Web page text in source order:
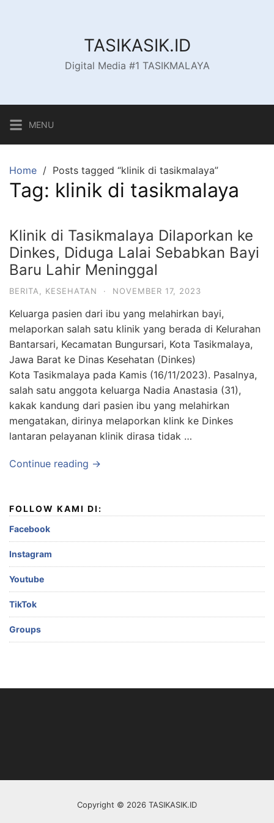
TASIKASIK.ID
Digital Media #1 TASIKMALAYA
MENU
Home Posts tagged “klinik di tasikmalaya”
Tag: klinik di tasikmalaya
Klinik di Tasikmalaya Dilaporkan ke
Dinkes, Diduga Lalai Sebabkan Bayi
Baru Lahir Meninggal
BERITA KESEHATAN · NOVEMBER 17, 2023
Keluarga pasien dari ibu yang melahirkan bayi,
melaporkan salah satu klinik yang berada di Kelurahan
Bantarsari, Kecamatan Bungursari, Kota Tasikmalaya,
Jawa Barat ke Dinas Kesehatan (Dinkes)
Kota Tasikmalaya pada Kamis (16/11/2023). Pasalnya,
salah satu anggota keluarga Nadia Anastasia (31),
kakak kandung dari pasien ibu yang melahirkan
mengatakan, dirinya melaporkan klink ke Dinkes
lantaran pelayanan klinik dirasa tidak …
Continue reading →
FOLLOW KAMI DI:
Facebook
Instagram
Youtube
TikTok
Groups
Copyright © 2026 TASIKASIK.ID